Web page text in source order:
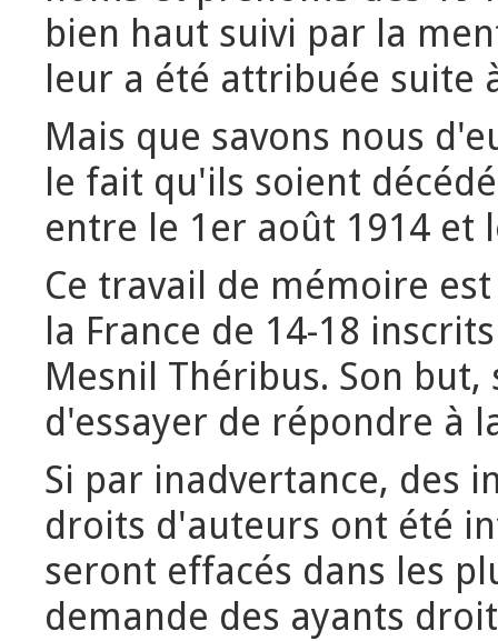
bien haut suivi par la
leur a été attribuée suite
Mais que savons nous
le fait qu'ils soient
entre le 1er août 1914 et
Ce travail de mémoire
la France de 14-18
Mesnil Théribus. Son
d'essayer de répondre à
Si par inadvertance, des
droits d'auteurs ont été
seront effacés dans les
demande des ayants